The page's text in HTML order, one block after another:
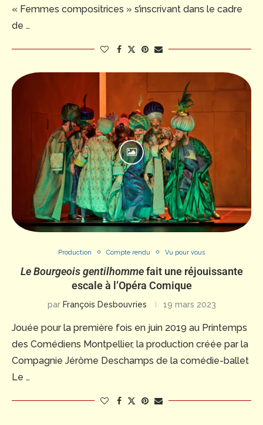
« Femmes compositrices » s’inscrivant dans le cadre
de …
Production Compte rendu Vu pour vous
Le Bourgeois gentilhommefait une réjouissante
escale à l’Opéra Comique
par François Desbouvries 19 mars 2023
Jouée pour la première fois en juin 2019 au Printemps
des Comédiens Montpellier, la production créée par la
Compagnie Jérôme Deschamps de la comédie-ballet
Le …